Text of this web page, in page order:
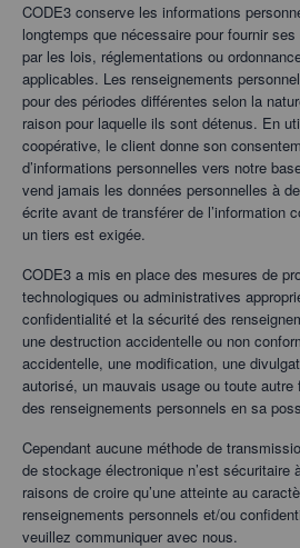
CODE3 conserve les informations
longtemps que nécessaire pour fournir
par les lois, réglementations ou
applicables. Les renseignements
pour des périodes différentes selon la
raison pour laquelle ils sont détenus. En
coopérative, le client donne son
d’informations personnelles vers notre
vend jamais les données personnelles à
écrite avant de transférer de l’information
un tiers est exigée.
CODE3 a mis en place des mesures de
technologiques ou administratives
confidentialité et la sécurité des
une destruction accidentelle ou non
accidentelle, une modification, une
autorisé, un mauvais usage ou toute
des renseignements personnels en sa
Cependant aucune méthode de
de stockage électronique n’est
raisons de croire qu’une atteinte au
renseignements personnels et/ou
veuillez communiquer avec nous.